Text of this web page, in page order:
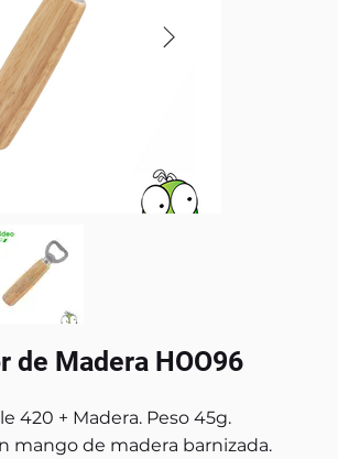
de Madera HOO96
420 + Madera. Peso 45g.
mango de madera barnizada.